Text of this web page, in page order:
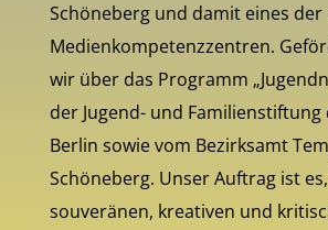
Schöneberg und damit eines der
Medienkompetenzzentren.
wir über das Programm
der Jugend- und Familienstiftung
Berlin sowie vom Bezirksamt
Schöneberg. Unser Auftrag ist
souveränen, kreativen und